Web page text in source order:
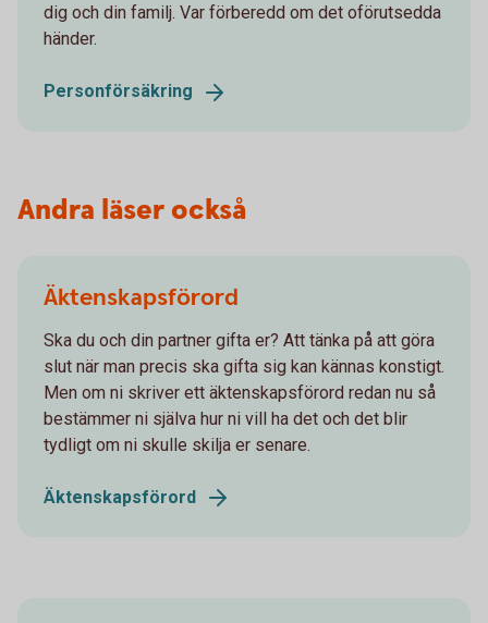
dig och din familj. Var förberedd om det oförutsedda
händer.
Personförsäkring
Andra läser också
Äktenskapsförord
Ska du och din partner gifta er? Att tänka på att göra
slut när man precis ska gifta sig kan kännas konstigt.
Men om ni skriver ett äktenskapsförord redan nu så
bestämmer ni själva hur ni vill ha det och det blir
tydligt om ni skulle skilja er senare.
Äktenskapsförord